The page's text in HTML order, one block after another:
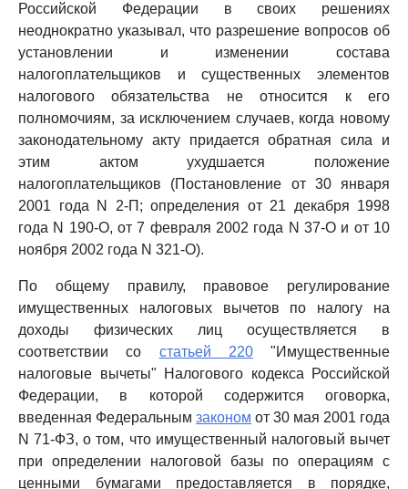
Российской Федерации в своих решениях
неоднократно указывал, что разрешение вопросов об
установлении и изменении состава
налогоплательщиков и существенных элементов
налогового обязательства не относится к его
полномочиям, за исключением случаев, когда новому
законодательному акту придается обратная сила и
этим актом ухудшается положение
налогоплательщиков (Постановление от 30 января
2001 года N 2-П; определения от 21 декабря 1998
года N 190-О, от 7 февраля 2002 года N 37-О и от 10
ноября 2002 года N 321-О).
По общему правилу, правовое регулирование
имущественных налоговых вычетов по налогу на
доходы физических лиц осуществляется в
соответствии со статьей 220"Имущественные
налоговые вычеты" Налогового кодекса Российской
Федерации, в которой содержится оговорка,
введенная Федеральным законом от 30 мая 2001 года
N 71-ФЗ, о том, что имущественный налоговый вычет
при определении налоговой базы по операциям с
ценными бумагами предоставляется в порядке,